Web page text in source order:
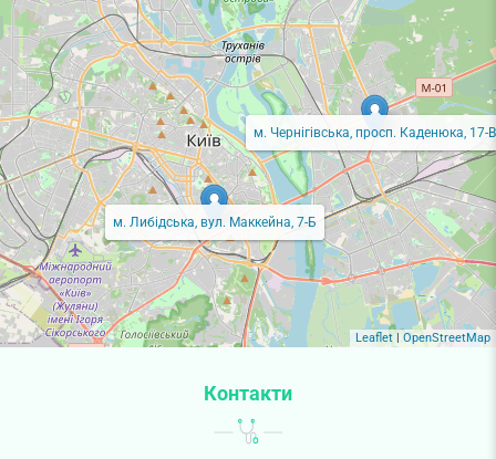
м. Либідська, вул. Маккейна, 7-Б
м. Чернігівська, просп. Каденюка, 17-В
Leaflet| OpenStreetMap
Контакти